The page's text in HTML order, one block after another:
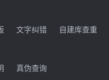
文字纠错 自建库查重
真伪查询